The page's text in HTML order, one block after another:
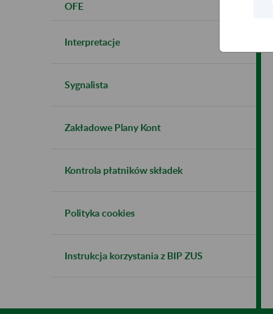
OFE
Interpretacje
Sygnalista
Zakładowe Plany Kont
Kontrola płatników składek
Polityka cookies
Instrukcja korzystania z BIP ZUS